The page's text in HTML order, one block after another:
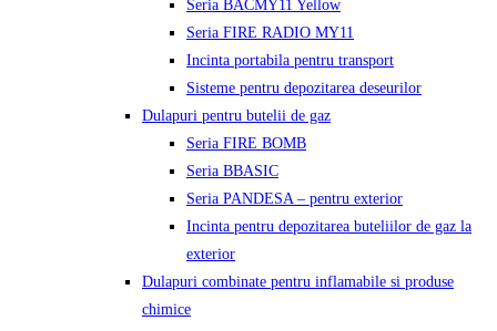
Seria BACMY11 Yellow
Seria FIRE RADIO MY11
Incinta portabila pentru transport
Sisteme pentru depozitarea deseurilor
Dulapuri pentru butelii de gaz
Seria FIRE BOMB
Seria BBASIC
Seria PANDESA – pentru exterior
Incinta pentru depozitarea buteliilor de gaz la
exterior
Dulapuri combinate pentru inflamabile si produse
chimice